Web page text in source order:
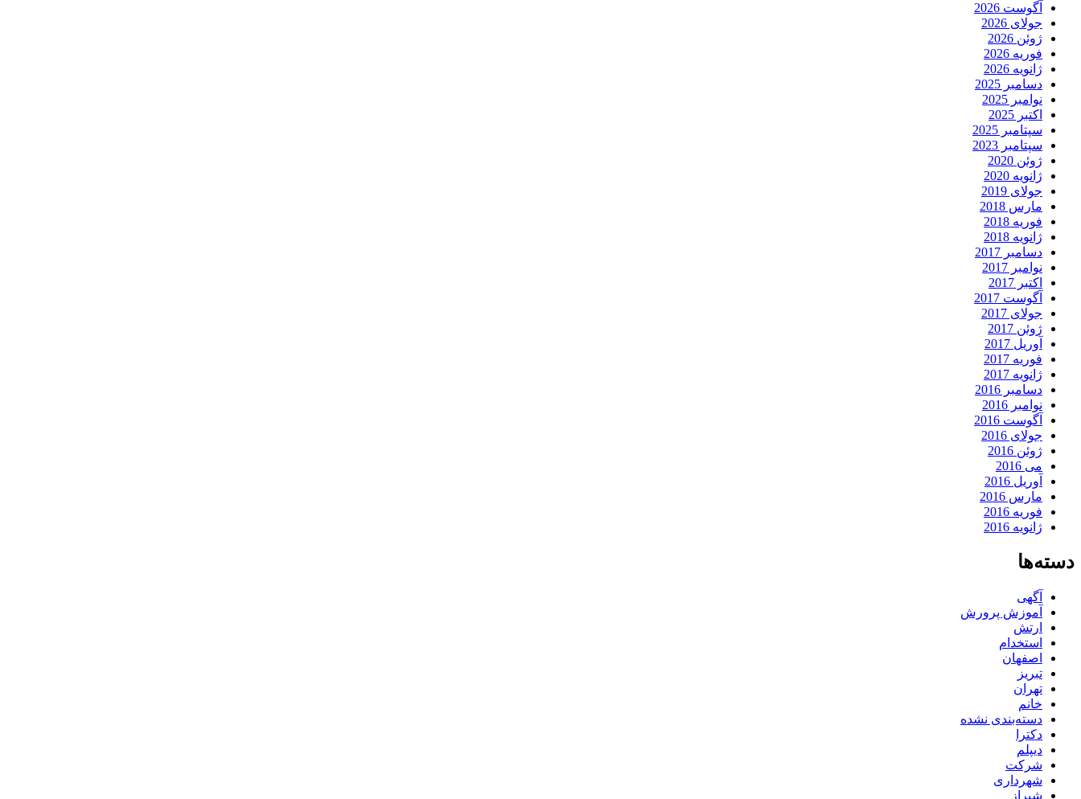
آگوست 2026
جولای 2026
ژوئن 2026
فوریه 2026
ژانویه 2026
دسامبر 2025
نوامبر 2025
اکتبر 2025
سپتامبر 2025
سپتامبر 2023
ژوئن 2020
ژانویه 2020
جولای 2019
مارس 2018
فوریه 2018
ژانویه 2018
دسامبر 2017
نوامبر 2017
اکتبر 2017
آگوست 2017
جولای 2017
ژوئن 2017
آوریل 2017
فوریه 2017
ژانویه 2017
دسامبر 2016
نوامبر 2016
آگوست 2016
جولای 2016
ژوئن 2016
می 2016
آوریل 2016
مارس 2016
فوریه 2016
ژانویه 2016
دسته‌ها
آگهی
آموزش پرورش
ارتش
استخدام
اصفهان
تبریز
تهران
خانم
دسته‌بندی نشده
دکترا
دیپلم
شرکت
شهرداری
شیراز